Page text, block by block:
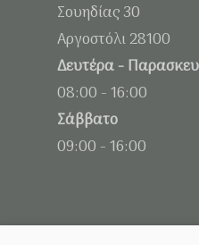
Σουηδίας 30
Αργοστόλι 28100
Δευτέρα -
08:00 - 16:00
Σάββατο
09:00 - 16:00